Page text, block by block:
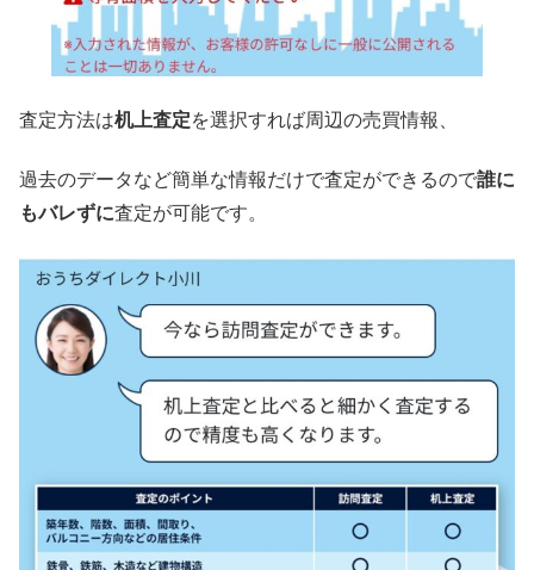
査定方法は机上査定を選択すれば周辺の売買情報、
過去のデータなど簡単な情報だけで査定ができるので誰に
もバレずに査定が可能です。